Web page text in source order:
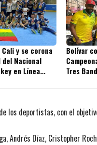
y se corona
del Nacional
en Línea
Bolívar
Tres
los deportistas, con el
Andrés Díaz, Cristopher